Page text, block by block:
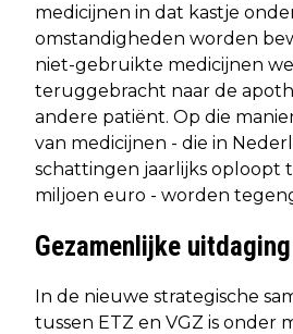
medicijnen in dat kastje
omstandigheden worden
niet-gebruikte medicijnen
teruggebracht naar de
andere patiënt. Op die
van medicijnen - die in
schattingen jaarlijks oploopt
miljoen euro - worden
Gezamenlijke uitdaging
In de nieuwe strategische
tussen ETZ en VGZ is onder